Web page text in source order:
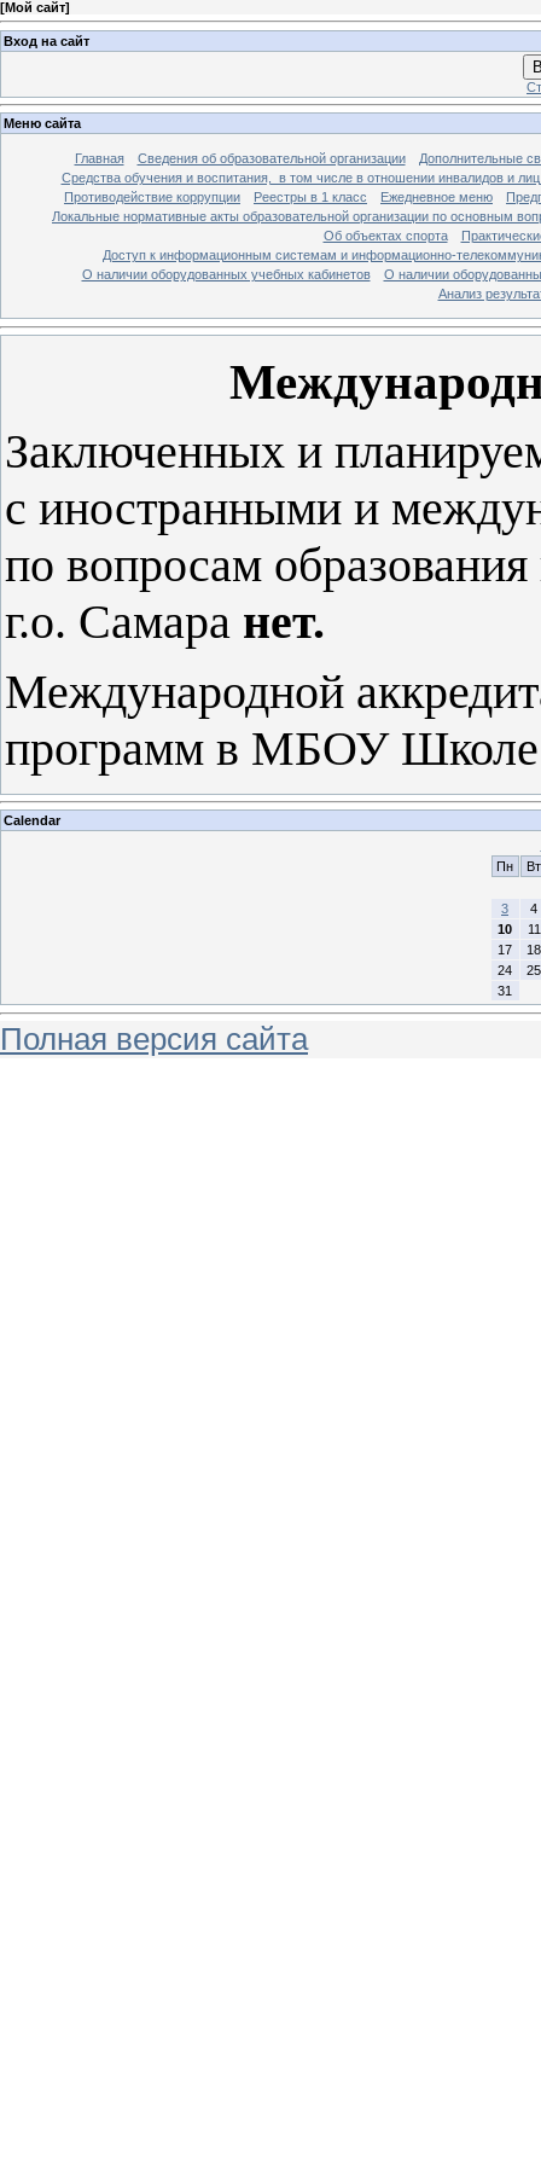
[Мой сайт]
Вход на сайт
Меню сайта
Главная Сведения об образовательной организации
Дополнительные
Средства обучения и воспитания, в том числе в отношении инвалидов и
Противодействие коррупции
Реестры в 1 класс Ежедневное меню
Локальные нормативные акты образовательной организации по основным
Об объектах спорта
Доступ к информационным системам и информационно-
О наличии оборудованных учебных кабинетов
О наличии
Анализ
Заключенных и
с иностранными и
по вопросам
г.о. Самара нет.
Международной
программ в МБОУ
Calendar
Пн
Вт
3
4
10
11
17
18
24
25
31
Полная версия сайта